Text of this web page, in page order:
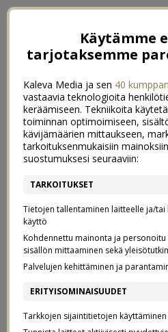
PÄIVÄKOTIIN
Käytämme
tarjotaksemme
Kaleva Media ja sen 40
vastaavia teknologioita
keräämiseen. Tekniikoita
toiminnan optimoimiseen,
kävijämäärien mittaukseen,
tarkoituksenmukaisiin
suostumuksesi seuraaviin:
TARKOITUKSET
Tietojen tallentaminen laitteelle ja/
käyttö
Kohdennettu mainonta ja
sisällön mittaaminen sekä
Palvelujen kehittäminen ja
ERITYISOMINAISUUDET
Tarkkojen sijaintitietojen käyttäminen